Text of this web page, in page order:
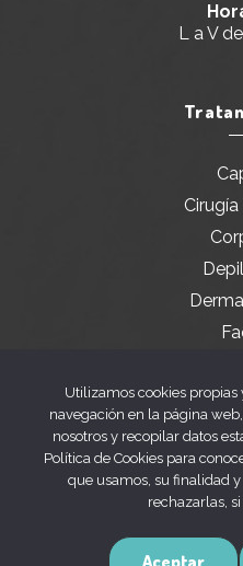
L a V
Política
Utilizamos cookies
navegación en la página
nosotros y recopilar datos
Política de Cookies para
que usamos, su finalidad
rechazarlas,
Aceptar